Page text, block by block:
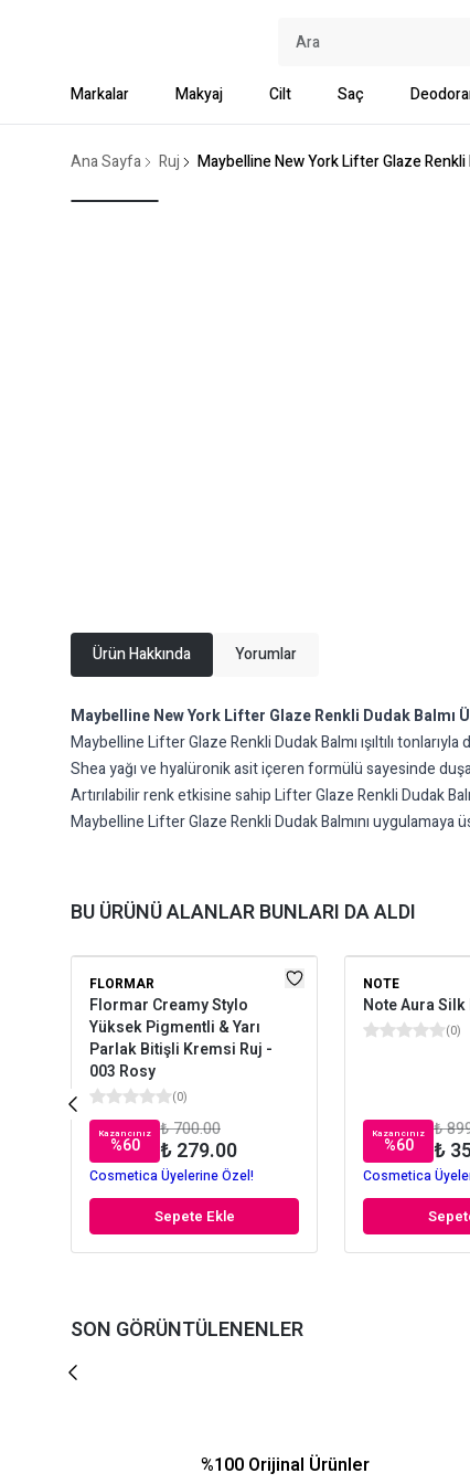
Markalar Makyaj Cilt Saç
Ana Sayfa Ruj Maybelline New York Lifter Glaze
Ürün Hakkında Yorumlar
Maybelline New York Lifter Glaze Renkli Dudak Balmı
Maybelline Lifter Glaze Renkli Dudak Balmı ışıltılı
Shea yağı ve hyalüronik asit içeren formülü sayesinde
Artırılabilir renk etkisine sahip Lifter Glaze Renkli Dudak
Maybelline Lifter Glaze Renkli Dudak Balmını uygulamaya
BU ÜRÜNÜ ALANLAR BUNLARI DA ALDI
FLORMAR
Flormar Creamy Stylo
Yüksek Pigmentli & Yarı
Parlak Bitişli Kremsi Ruj -
003 Rosy
(0)
Kazancınız
%60
₺ 700.00
₺ 279.00
Cosmetica Üyelerine Özel!
Sepete Ekle
NOTE
Note Aura
(0)
Kazancınız
%60
₺
₺
Cosmetica
SON GÖRÜNTÜLENENLER
%100 Orijinal Ürünler